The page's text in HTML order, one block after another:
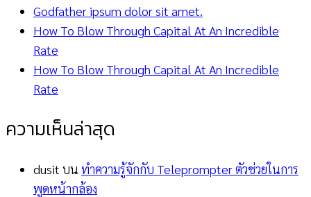
Godfather ipsum dolor sit amet.
How To Blow Through Capital At An Incredible
Rate
How To Blow Through Capital At An Incredible
Rate
ความเห็นล่าสุด
dusit บน ทำความรู้จักกับ Teleprompter ตัวช่วยในการ
พูดหน้ากล้อง